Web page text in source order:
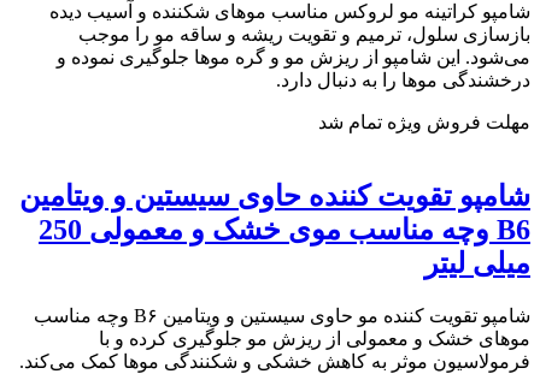
شامپو کراتینه مو لروکس مناسب موهای شکننده و آسیب دیده
بازسازی سلول، ترمیم و تقویت ریشه و ساقه مو را موجب
می‌شود. این شامپو از ریزش مو و گره موها جلوگیری نموده و
درخشندگی موها را به دنبال دارد.
مهلت فروش ویژه تمام شد
شامپو تقویت کننده حاوی سیستین و ویتامین
B6 وچه مناسب موی خشک و معمولی 250
میلی لیتر
شامپو تقویت کننده مو حاوی سیستین و ویتامین B۶ وچه مناسب
موهای خشک و معمولی از ریزش مو جلوگیری کرده و با
فرمولاسیون موثر به کاهش خشکی و شکنندگی موها کمک می‌کند.